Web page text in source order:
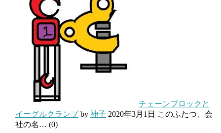
チェーンブロックと
イーグルクランプby 神子 2020年3月1日 このふたつ、会
社の名… (0)